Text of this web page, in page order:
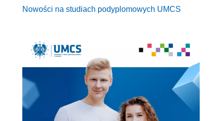
Nowości na studiach podyplomowych UMCS